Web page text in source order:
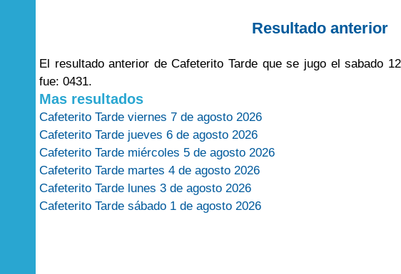
Resultado anterior
El resultado anterior de Cafeterito Tarde que se jugo el sabado
fue: 0431.
Mas resultados
Cafeterito Tarde viernes 7 de agosto 2026
Cafeterito Tarde jueves 6 de agosto 2026
Cafeterito Tarde miércoles 5 de agosto 2026
Cafeterito Tarde martes 4 de agosto 2026
Cafeterito Tarde lunes 3 de agosto 2026
Cafeterito Tarde sábado 1 de agosto 2026